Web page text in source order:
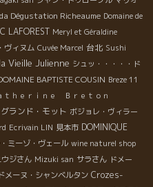
Dégustation Richeaume Domaine de
LAFOREST Meryl et Géraldine
ヴィヌム Cuvée Marcel 台北 Sushi
Vieille Julienne シュッ・・・・・ド
BAPTISTE COUSIN Breze 11
ｔｈｅｒｉｎｅ Ｂｒｅｔｏｎ
ランド・モット ボジョレ・ヴィラー
Ecrivain LIN 見本市 DOMINIQUE
ミーゾ・ヴェール wine naturel shop
ジさん Mizuki san サラさん ドメー
ドメーヌ・シャンベルタン Crozes-